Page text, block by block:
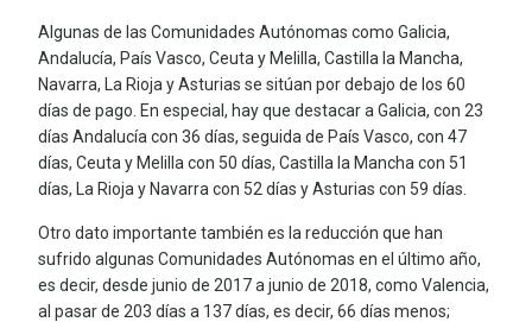
Algunas de las Comunidades Autónomas como Galicia,
Andalucía, País Vasco, Ceuta y Melilla, Castilla la Mancha,
Navarra, La Rioja y Asturias se sitúan por debajo de los 60
días de pago. En especial, hay que destacar a Galicia, con 23
días Andalucía con 36 días, seguida de País Vasco, con 47
días, Ceuta y Melilla con 50 días, Castilla la Mancha con 51
días, La Rioja y Navarra con 52 días y Asturias con 59 días.
Otro dato importante también es la reducción que han
sufrido algunas Comunidades Autónomas en el último año,
es decir, desde junio de 2017 a junio de 2018, como Valencia,
al pasar de 203 días a 137 días, es decir, 66 días menos;